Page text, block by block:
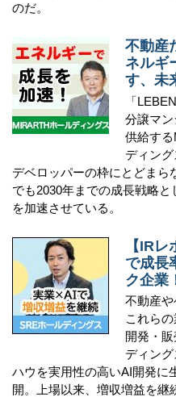
のだ。
不動産
ネルギ
す、未
「
分譲マ
供給す
ディン
デベロッパーの枠にとどまら
でも2030年までの成長戦略
を加速させている。
【IR
で成長
ク企業
不動産や
これら
開発・
ディン
ハウを実用性の高いAI開発に
開。上場以来、増収増益を継